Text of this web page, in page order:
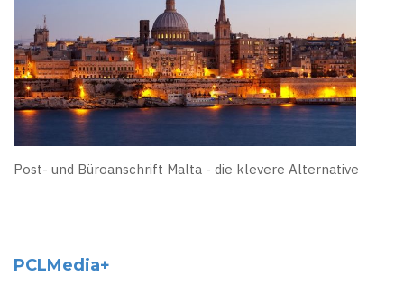
Post- und Büroanschrift Malta - die klevere Alternative
PCLMedia+